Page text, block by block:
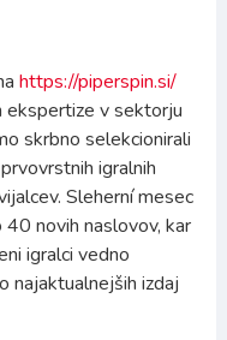
https://piperspin.si/
ekspertize v sektorju
skrbno selekcionirali
igralnih
Sleherní mesec
novih naslovov, kar
igralci vedno
najaktualnejših izdaj